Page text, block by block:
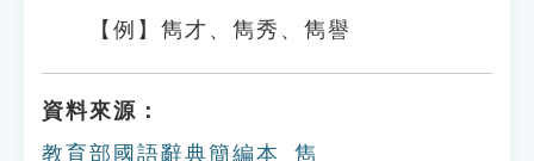
【例】雋才、雋秀、雋譽
資料來源：
教育部國語辭典簡編本_雋